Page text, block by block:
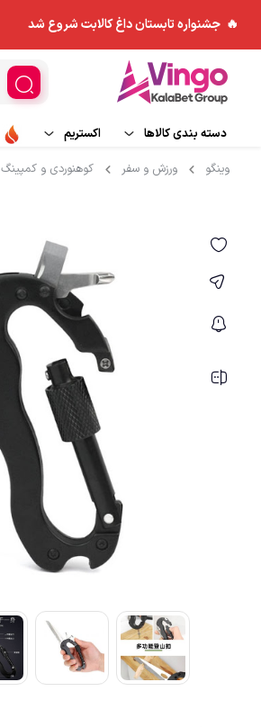
🔥 جشنواره تابستان داغ کالابت شروع شد
دسته بندی کالاها
مد و پوشاک
کوله پشتی
تجهیزات جانبی
اکستریم
ورزش های هوایی
ورزش های آبی
وینگو ورزش و سفر کوهنوردی و کمپینگ